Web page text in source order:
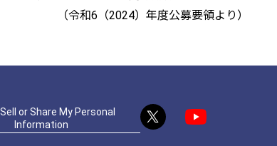
（令和6（2024）年度公募要領より）
or Share My Personal
Information